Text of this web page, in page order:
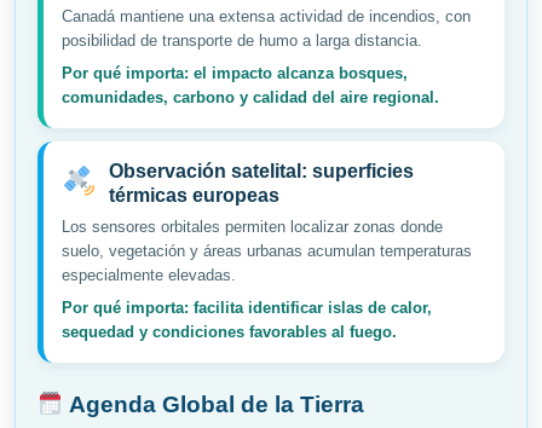
Canadá mantiene una extensa actividad de incendios, con
posibilidad de transporte de humo a larga distancia.
Por qué importa: el impacto alcanza bosques,
comunidades, carbono y calidad del aire regional.
Observación satelital: superficies
térmicas europeas
Los sensores orbitales permiten localizar zonas donde
suelo, vegetación y áreas urbanas acumulan temperaturas
especialmente elevadas.
Por qué importa: facilita identificar islas de calor,
sequedad y condiciones favorables al fuego.
Agenda Global de la Tierra